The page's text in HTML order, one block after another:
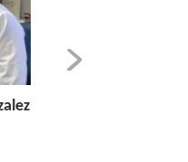
Laura Cubas Nuñez